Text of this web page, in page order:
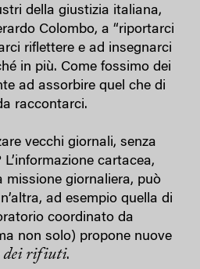
della giustizia italiana,
Colombo, a “riportarci
riflettere e ad insegnarci
in più. Come fossimo dei
ad assorbire quel che di
raccontarci.
vecchi giornali, senza
cartacea,
missione giornaliera, può
ad esempio quella di
coordinato da
non solo) propone nuove
dei rifiuti.